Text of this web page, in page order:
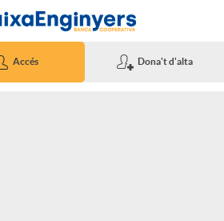
Accés Dona't d'alta